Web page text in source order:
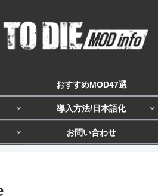
おすすめMOD47選
導入方法/日本語化
お問い合わせ